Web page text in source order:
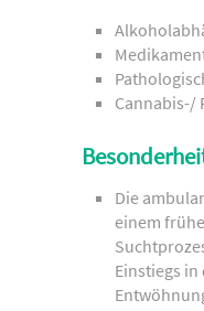
Cannabis-/
Die
einem
Einstiegs in